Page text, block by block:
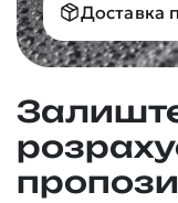
Доставка